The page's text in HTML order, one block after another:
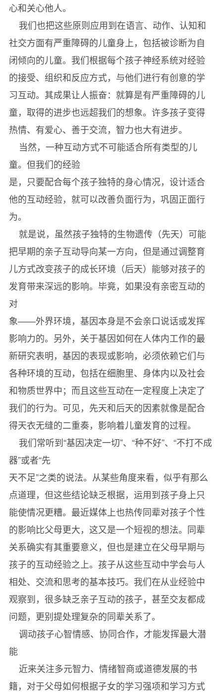
心和关心他人。
我们也把这些原则应用到在语言、动作、认知和
社交方面有严重障碍的儿童身上，包括被诊断为自
闭倾向的儿童。我们根据每个孩子神经系统对经验
的接受、组织和反应方式，与他们进行有创意的学
习互动。其成果让人振奋：就算是有严重障碍的儿
童，取得的进步也远超我们的想象。许多孩子变得
热情、有爱心、善于交流，智力也大有进步。
当然，一种互动方式不可能适合所有类型的儿
童。但我们的经验
是，只要配合每个孩子独特的身心情况，设计适合
他的互动经验，就可以改善负面行为，巩固正面行
为。
就是说，虽然孩子独特的生物遗传（先天）可能
把早期的亲子互动导向某一方向，但是通过调整育
儿方式改变孩子的成长环境（后天）能够对孩子的
发育带来深远的影响。毕竟，如果没有亲密互动的
对
象——外界环境，基因本身是不会亲口说话或发挥
影响力的。另外，关于基因如何在人体内工作的最
新研究表明，基因的表现或影响，必须依赖它们与
各种环境的互动，包括在细胞里、身体内以及社会
和物质世界中；而且这些互动在一定程度上决定了
我们的行为。可见，先天和后天的因素就像是配合
得天衣无缝的二重奏，影响着儿童发育的过程。
我们常听到“基因决定一切”、“种不好”、“不打不成
器”或者“先
天不足”之类的说法。从某些角度来看，似乎有那么
点道理，但这些结论缺乏根据，运用到孩子身上只
能使情况更糟。最近媒体上也热传同辈对孩子个性
的影响比父母更大，这又是一个短视的想法。同辈
关系确实有其重要意义，但也是建立在父母早期与
孩子的互动经验之上。孩子从这些互动中学会与人
相处、交流和思考的基本技巧。我们在从业经验中
观察到，很多缺乏亲子互动的孩子，甚至交友都成
问题，更别提处理复杂的同辈关系了。
调动孩子心智情感、协同合作，才能发挥最大潜
能
近来关注多元智力、情绪智商或道德发展的书
籍，对于父母如何根据子女的学习强项和学习方式